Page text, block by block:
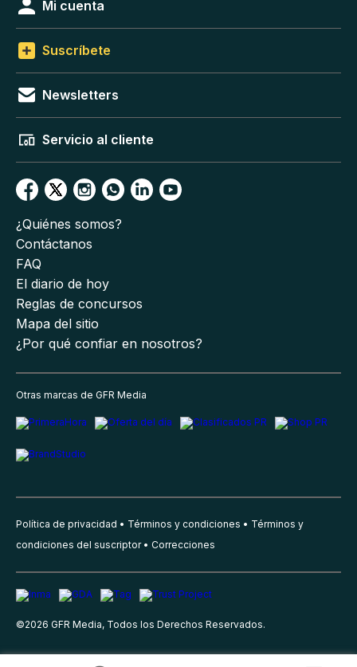
Mi cuenta
Suscríbete
Newsletters
Servicio al cliente
¿Quiénes somos?
Contáctanos
FAQ
El diario de hoy
Reglas de concursos
Mapa del sitio
¿Por qué confiar en nosotros?
Otras marcas de GFR Media
Política de privacidad Términos y condiciones
Términos y
condiciones del suscriptor
Correcciones
©2026 GFR Media, Todos los Derechos Reservados.